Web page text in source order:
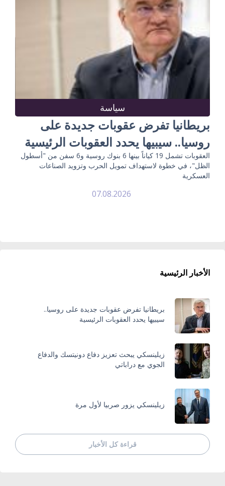
سياسة
بريطانيا تفرض عقوبات جديدة على
روسيا.. سيبيها يحدد العقوبات الرئيسية
العقوبات تشمل 19 كياناً بينها 6 بنوك روسية و6 سفن من "أسطول
الظل"، في خطوة لاستهداف تمويل الحرب وتزويد الصناعات
العسكرية
07.08.2026
الأخبار الرئيسية
بريطانيا تفرض عقوبات جديدة على روسيا..
سيبيها يحدد العقوبات الرئيسية
زيلينسكي يبحث تعزيز دفاع دونيتسك والدفاع
الجوي مع دراباتي
زيلينسكي يزور صربيا لأول مرة
قراءة كل الأخبار